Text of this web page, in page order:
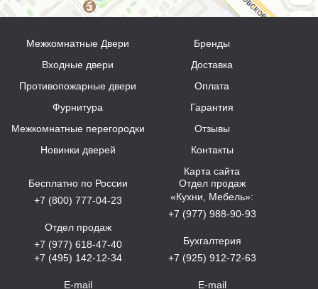
Межкомнатные Двери
Входные двери
Противопожарные двери
Фурнитура
Межкомнатные перегородки
Новинки дверей
Бренды
Доставка
Оплата
Гарантия
Отзывы
Контакты
Карта сайта
Бесплатно по России
+7 (800) 777-04-23
Отдел продаж
+7 (977) 618-47-40
+7 (495) 142-12-34
E-mail
Отдел продаж
«Кухни, Мебель»:
+7 (977) 988-90-93
Бухгалтерия
+7 (925) 912-72-63
E-mail